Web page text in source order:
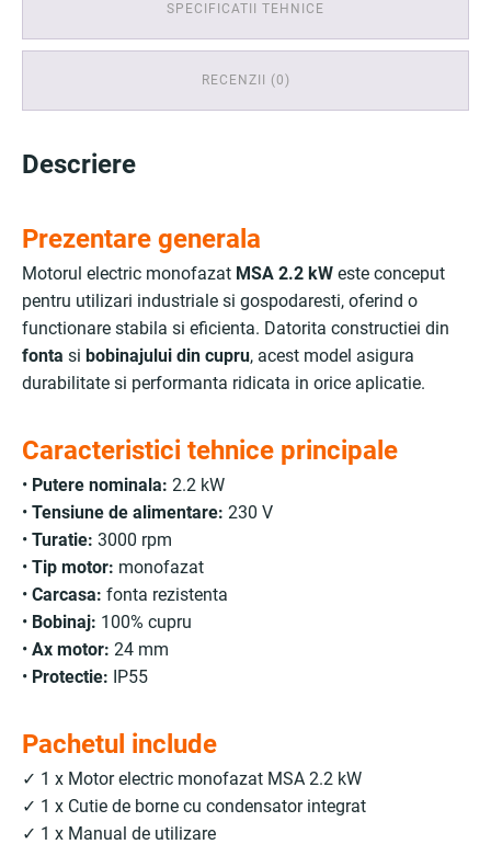
SPECIFICATII TEHNICE
RECENZII (0)
Descriere
Prezentare generala
Motorul electric monofazat MSA 2.2 kW este conceput
pentru utilizari industriale si gospodaresti, oferind o
functionare stabila si eficienta. Datorita constructiei din
fonta si bobinajului din cupru, acest model asigura
durabilitate si performanta ridicata in orice aplicatie.
Caracteristici tehnice principale
• Putere nominala: 2.2 kW
• Tensiune de alimentare: 230 V
• Turatie: 3000 rpm
• Tip motor: monofazat
• Carcasa: fonta rezistenta
• Bobinaj: 100% cupru
• Ax motor: 24 mm
• Protectie: IP55
Pachetul include
✓ 1 x Motor electric monofazat MSA 2.2 kW
✓ 1 x Cutie de borne cu condensator integrat
✓ 1 x Manual de utilizare